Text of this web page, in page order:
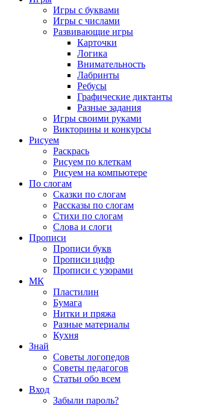
Игры с буквами
Игры с числами
Развивающие игры
Карточки
Логика
Внимательность
Лабринты
Ребусы
Графические диктанты
Разные задания
Игры своими руками
Викторины и конкурсы
Рисуем
Раскрась
Рисуем по клеткам
Рисуем на компьютере
По слогам
Сказки по слогам
Рассказы по слогам
Стихи по слогам
Слова и слоги
Прописи
Прописи букв
Прописи цифр
Прописи с узорами
МК
Пластилин
Бумага
Нитки и пряжа
Разные материалы
Кухня
Знай
Советы логопедов
Советы педагогов
Статьи обо всем
Вход
Забыли пароль?